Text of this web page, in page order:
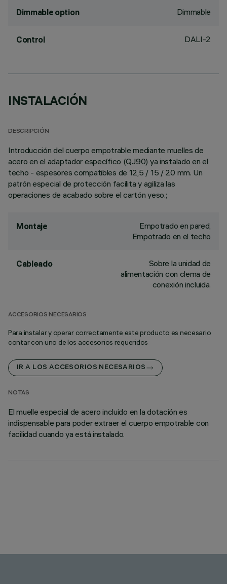
Dimmable option Dimmable
Control DALI-2
INSTALACIÓN
DESCRIPCIÓN
Introducción del cuerpo empotrable mediante muelles de
acero en el adaptador específico (QJ90) ya instalado en el
techo - espesores compatibles de 12,5 / 15 / 20 mm. Un
patrón especial de protección facilita y agiliza las
operaciones de acabado sobre el cartón yeso.;
Montaje
Empotrado en pared,
Empotrado en el techo
Cableado
Sobre la unidad de
alimentación con clema de
conexión incluida.
ACCESORIOS NECESARIOS
Para instalar y operar correctamente este producto es necesario
contar con uno de los accesorios requeridos
IR A LOS ACCESORIOS NECESARIOS
NOTAS
El muelle especial de acero incluido en la dotación es
indispensable para poder extraer el cuerpo empotrable con
facilidad cuando ya está instalado.